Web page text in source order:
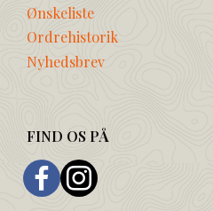
Ønskeliste
Ordrehistorik
Nyhedsbrev
FIND OS PÅ